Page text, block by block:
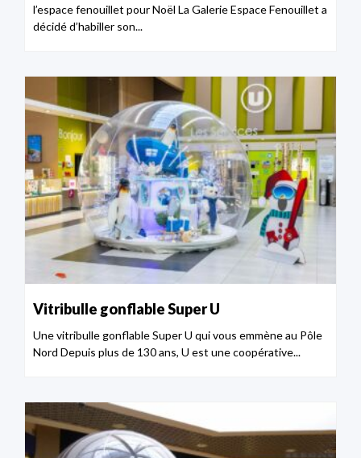
l’espace fenouillet pour Noël La Galerie Espace Fenouillet a
décidé d’habiller son...
Vitribulle gonflable Super U
Une vitribulle gonflable Super U qui vous emmène au Pôle
Nord Depuis plus de 130 ans, U est une coopérative...